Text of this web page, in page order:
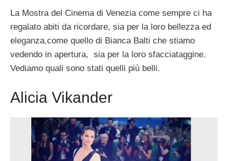
La Mostra del Cinema di Venezia come sempre ci ha
regalato abiti da ricordare, sia per la loro bellezza ed
eleganza,come quello di Bianca Balti che stiamo
vedendo in apertura, sia per la loro sfacciataggine.
Vediamo quali sono stati quelli più belli.
Alicia Vikander